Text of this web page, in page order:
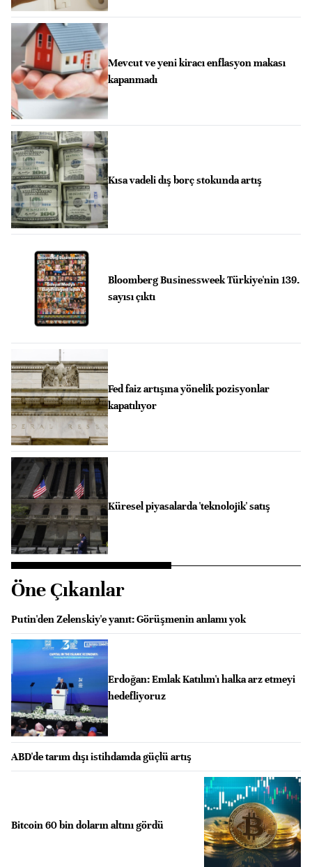
Mevcut ve yeni kiracı enflasyon makası
kapanmadı
Kısa vadeli dış borç stokunda artış
Bloomberg Businessweek Türkiye'nin 139.
sayısı çıktı
Fed faiz artışına yönelik pozisyonlar
kapatılıyor
Küresel piyasalarda 'teknolojik' satış
Öne Çıkanlar
Putin'den Zelenskiy'e yanıt: Görüşmenin anlamı yok
Erdoğan: Emlak Katılım'ı halka arz etmeyi
hedefliyoruz
ABD'de tarım dışı istihdamda güçlü artış
Bitcoin 60 bin doların altını gördü